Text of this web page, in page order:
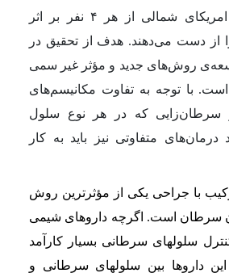
هاست. در اروپا و امریکای شمالی از هر ۴ نفر بر اثر
از دست می‌دهند. هدف از تحقیق در
روش‌های جدید و مؤثر غیر سمی
با توجه به تفاوت مکانیسم‌های
سرطان‌زایی که در هر نوع سلول
متفاوتی نیز باید به کار
با جراحی یکی از مؤثرترین روش
سرطان است. اگرچه داروهای شیمی
سلولهای سرطانی بسیار کارآمد
داروها بین سلولهای سرطانی و